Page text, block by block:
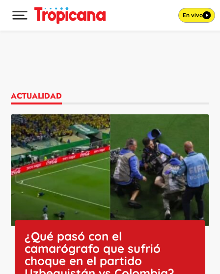
Desplegar menú principal En vivo
ACTUALIDAD
¿Qué pasó con el
camarógrafo que sufrió
choque en el partido